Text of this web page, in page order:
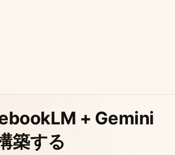
+ Gemini
築する